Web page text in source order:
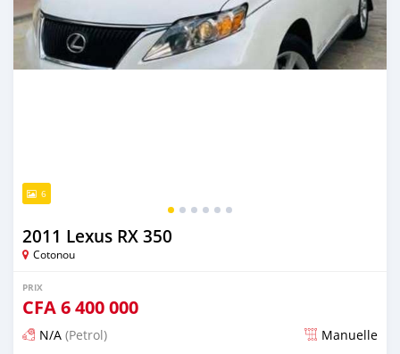
6
2011 Lexus RX 350
Cotonou
PRIX
CFA6 400 000
N/A (Petrol) Manuelle